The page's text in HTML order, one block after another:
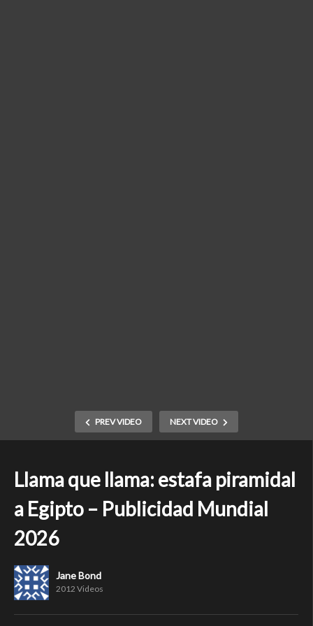
PREV VIDEO NEXT VIDEO
Llama que llama: estafa piramidal
a Egipto – Publicidad Mundial
2026
Jane Bond
2012 Videos